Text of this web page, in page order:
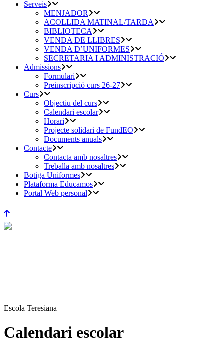
Serveis
MENJADOR
ACOLLIDA MATINAL/TARDA
BIBLIOTECA
VENDA DE LLIBRES
VENDA D’UNIFORMES
SECRETARIA I ADMINISTRACIÓ
Admissions
Formulari
Preinscripció curs 26-27
Curs
Objectiu del curs
Calendari escolar
Horari
Projecte solidari de FundEO
Documents anuals
Contacte
Contacta amb nosaltres
Treballa amb nosaltres
Botiga Uniformes
Plataforma Educamos
Portal Web personal
Escola Teresiana
Calendari escolar